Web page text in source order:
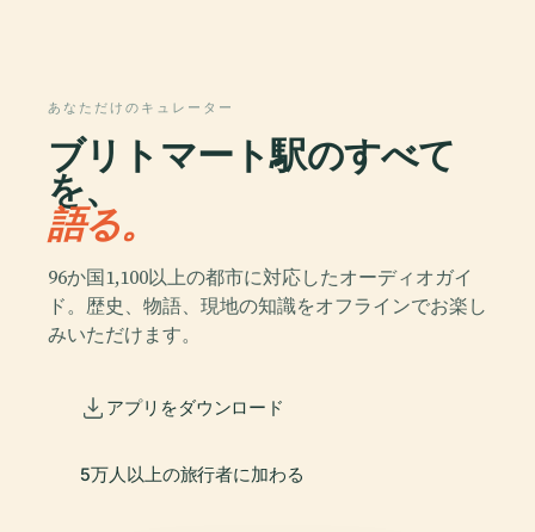
あなただけのキュレーター
ブリトマート駅のすべて
を、
語る。
96か国1,100以上の都市に対応したオーディオガイ
ド。歴史、物語、現地の知識をオフラインでお楽し
みいただけます。
アプリをダウンロード
5万人以上の旅行者に加わる